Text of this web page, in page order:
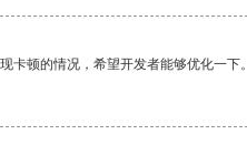
卡顿的情况，希望开发者能够优化一下。